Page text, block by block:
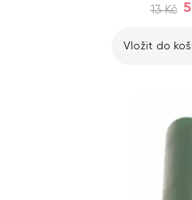
13 Kč
Vložit do